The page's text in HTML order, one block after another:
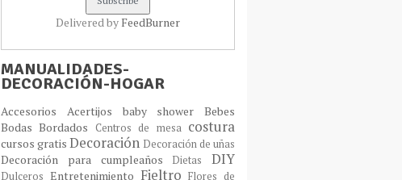
Delivered by FeedBurner
MANUALIDADES-
DECORACIÓN-HOGAR
Accesorios Acertijos baby shower Bebes
BodasBordados Centros de mesa costura
cursos gratis Decoración Decoración de uñas
Decoración para cumpleaños Dietas DIY
Dulceros Entretenimiento FieltroFlores de